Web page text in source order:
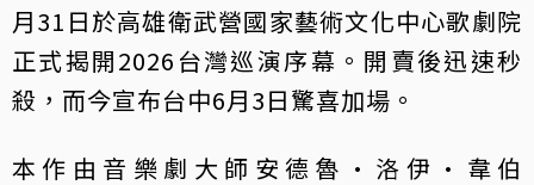
月31日於高雄衛武營國家藝術文化中心歌劇院
正式揭開2026台灣巡演序幕。開賣後迅速秒
殺，而今宣布台中6月3日驚喜加場。
本作由音樂劇大師安德魯·洛伊·韋伯